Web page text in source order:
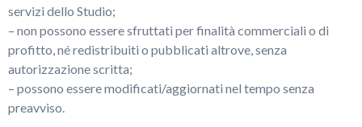
servizi dello Studio;
– non possono essere sfruttati per finalità commerciali o di
profitto, né redistribuiti o pubblicati altrove, senza
autorizzazione scritta;
– possono essere modificati/aggiornati nel tempo senza
preavviso.